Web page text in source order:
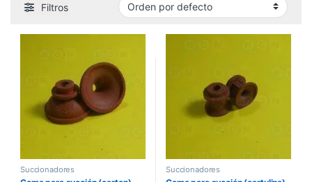
Filtros
Succionadores Succionadores